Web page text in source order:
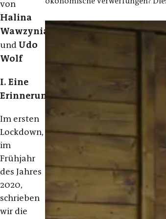
von
Halina
Wawzyniak
und Udo
Wolf
I. Eine
Erinnerung
Im ersten
Lockdown,
im
Frühjahr
des Jahres
2020,
schrieben
wir die